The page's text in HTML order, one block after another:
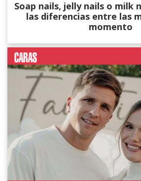
Soap nails, jelly nails o milk
las diferencias entre las
momento